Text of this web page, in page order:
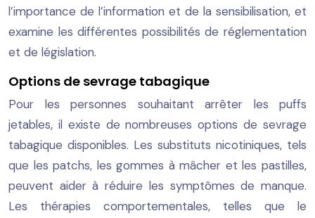
l’importance de l’information et de la sensibilisation, et
examine les différentes possibilités de réglementation
et de législation.
Options de sevrage tabagique
Pour les personnes souhaitant arrêter les puffs
jetables, il existe de nombreuses options de sevrage
tabagique disponibles. Les substituts nicotiniques, tels
que les patchs, les gommes à mâcher et les pastilles,
peuvent aider à réduire les symptômes de manque.
Les thérapies comportementales, telles que le